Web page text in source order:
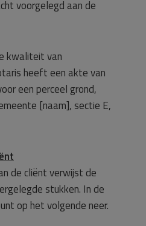
voorgelegd aan de
kwaliteit van
heeft een akte van
een perceel grond,
[naam], sectie E,
de cliënt verwijst de
stukken. In de
op het volgende neer.